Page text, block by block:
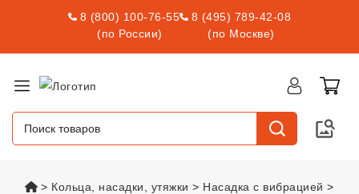
8 (800) 100-76-55
(по России)
8 (495) 789-42-08
(по Москве)
vsexshop.ru
Кольца, насадки, утяжки
Насадка с вибрацией